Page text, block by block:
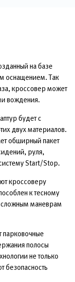
на базе
оснащением. Так
кроссовер может
вождения.
будет с
двух материалов.
обширный пакет
руля,
Start/Stop.
кроссоверу
к тесному
сложным маневрам
парковочные
полосы
не только
безопасность